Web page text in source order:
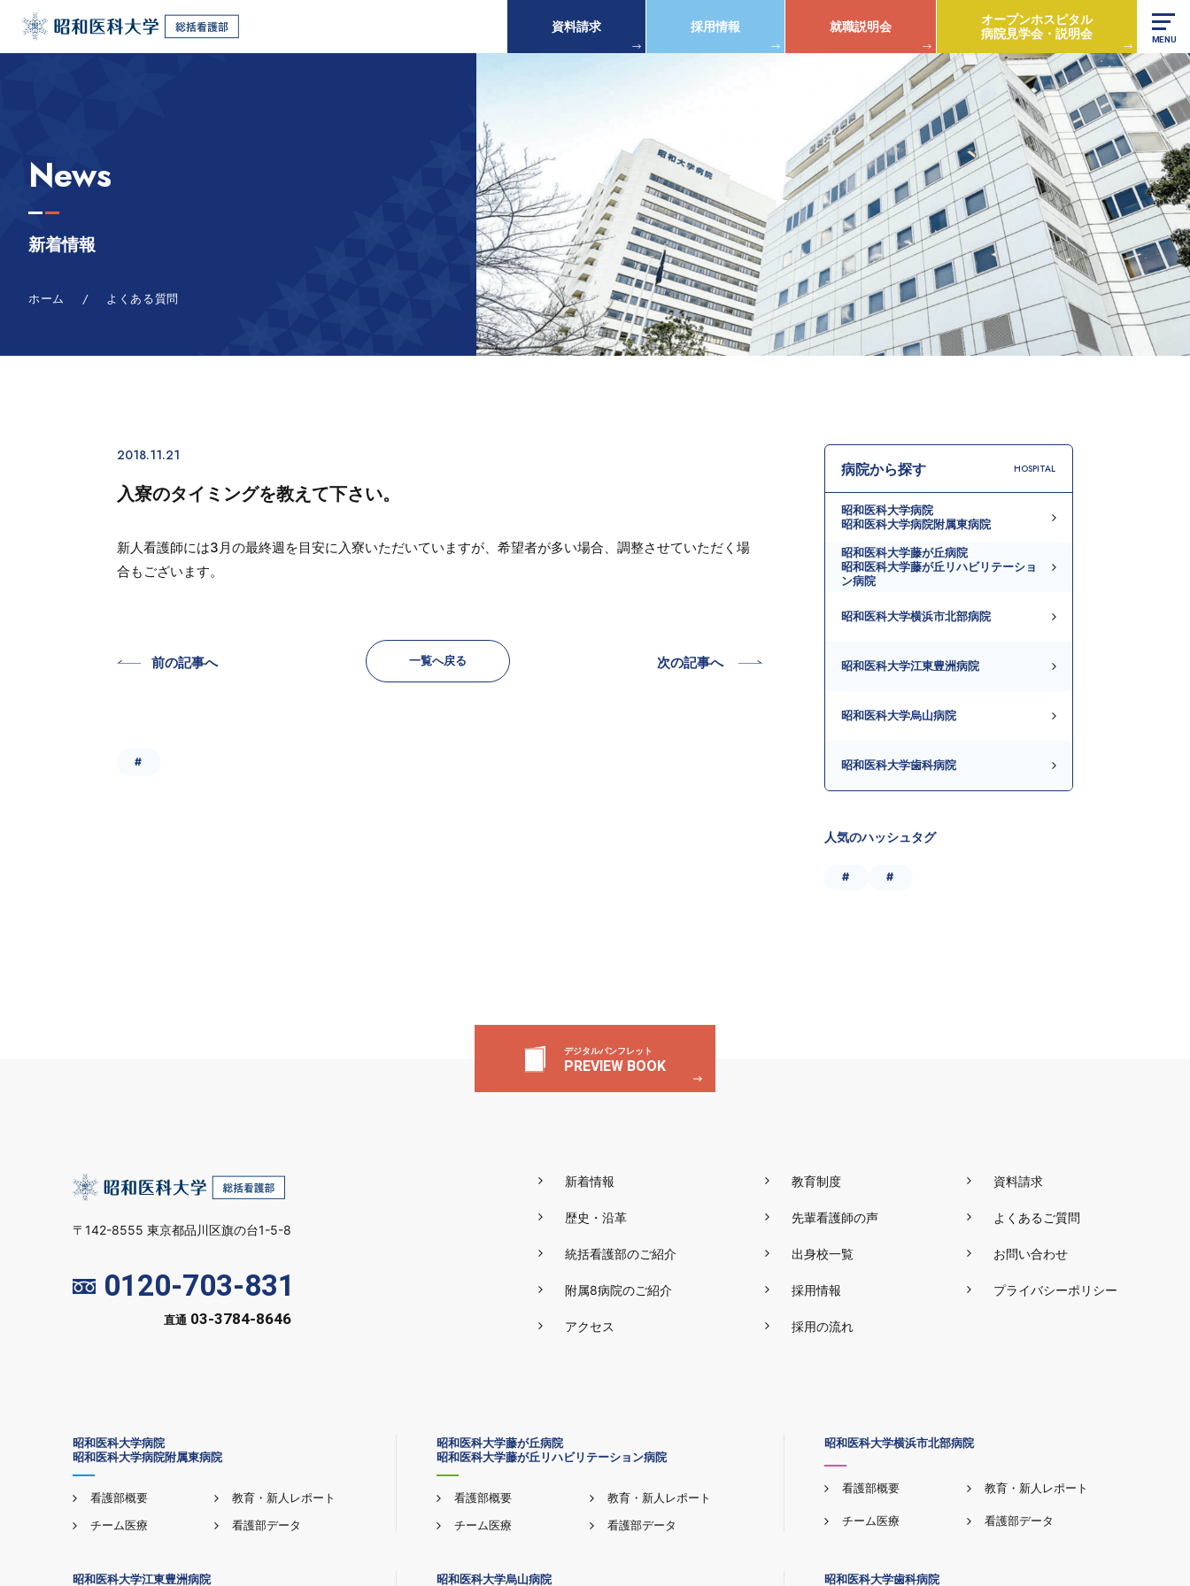
資料請求 採用情報 就職説明会
オープンホスピタル
病院見学会・説明会
MENU
News
新着情報
ホーム / よくある質問
2018.11.21
入寮のタイミングを教えて下さい。
新人看護師には3月の最終週を目安に入寮いただいていますが、希望者が多い場合、調整させていただく場
合もございます。
前の記事へ 一覧へ戻る 次の記事へ
#
病院から探す HOSPITAL
昭和医科大学病院
昭和医科大学病院附属東病院
昭和医科大学藤が丘病院
昭和医科大学藤が丘リハビリテーショ
ン病院
昭和医科大学横浜市北部病院
昭和医科大学江東豊洲病院
昭和医科大学烏山病院
昭和医科大学歯科病院
人気のハッシュタグ
# #
デジタルパンフレット
PREVIEW BOOK
〒142-8555 東京都品川区旗の台1-5-8
0120-703-831
直通 03-3784-8646
新着情報
歴史・沿革
統括看護部のご紹介
附属8病院のご紹介
アクセス
教育制度
先輩看護師の声
出身校一覧
採用情報
採用の流れ
資料請求
よくあるご質問
お問い合わせ
プライバシーポリシー
昭和医科大学病院
昭和医科大学病院附属東病院
看護部概要
チーム医療
教育・新人レポート
看護部データ
昭和医科大学藤が丘病院
昭和医科大学藤が丘リハビリテーション病院
看護部概要
チーム医療
教育・新人レポート
看護部データ
昭和医科大学横浜市北部病院
看護部概要
チーム医療
教育・新人レポート
看護部データ
昭和医科大学江東豊洲病院 昭和医科大学烏山病院 昭和医科大学歯科病院